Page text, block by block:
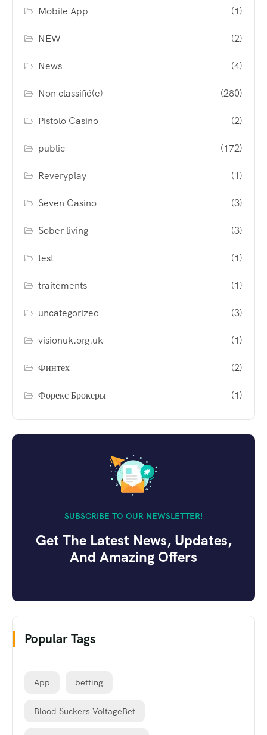
Mobile App (1)
NEW (2)
News (4)
Non classifié(e) (280)
Pistolo Casino (2)
public (172)
Reveryplay (1)
Seven Casino (3)
Sober living (3)
test (1)
traitements (1)
uncategorized (3)
visionuk.org.uk (1)
Финтех (2)
Форекс Брокеры (1)
SUBSCRIBE TO OUR NEWSLETTER!
Get The Latest News, Updates,
And Amazing Offers
Popular Tags
App betting
Blood Suckers VoltageBet